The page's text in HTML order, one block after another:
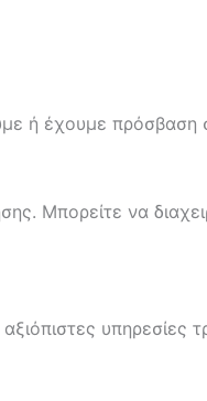
ή έχουμε πρόσβαση
Μπορείτε να
υπηρεσίες